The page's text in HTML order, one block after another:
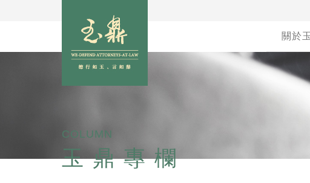
關於
COLUMN
玉鼎專欄